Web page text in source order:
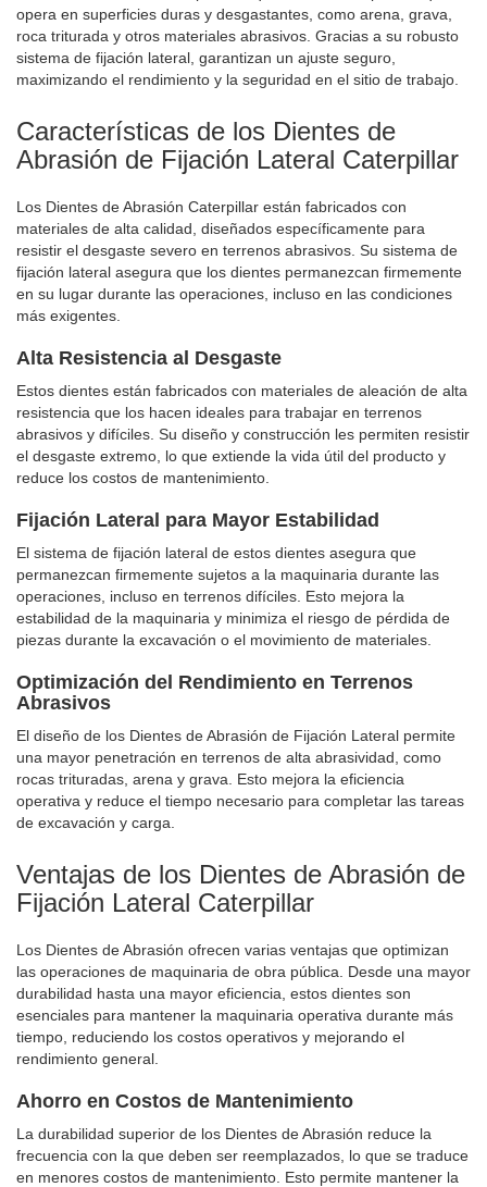
opera en superficies duras y desgastantes, como arena, grava,
roca triturada y otros materiales abrasivos. Gracias a su robusto
sistema de fijación lateral, garantizan un ajuste seguro,
maximizando el rendimiento y la seguridad en el sitio de trabajo.
Características de los Dientes de
Abrasión de Fijación Lateral Caterpillar
Los Dientes de Abrasión Caterpillar están fabricados con
materiales de alta calidad, diseñados específicamente para
resistir el desgaste severo en terrenos abrasivos. Su sistema de
fijación lateral asegura que los dientes permanezcan firmemente
en su lugar durante las operaciones, incluso en las condiciones
más exigentes.
Alta Resistencia al Desgaste
Estos dientes están fabricados con materiales de aleación de alta
resistencia que los hacen ideales para trabajar en terrenos
abrasivos y difíciles. Su diseño y construcción les permiten resistir
el desgaste extremo, lo que extiende la vida útil del producto y
reduce los costos de mantenimiento.
Fijación Lateral para Mayor Estabilidad
El sistema de fijación lateral de estos dientes asegura que
permanezcan firmemente sujetos a la maquinaria durante las
operaciones, incluso en terrenos difíciles. Esto mejora la
estabilidad de la maquinaria y minimiza el riesgo de pérdida de
piezas durante la excavación o el movimiento de materiales.
Optimización del Rendimiento en Terrenos
Abrasivos
El diseño de los Dientes de Abrasión de Fijación Lateral permite
una mayor penetración en terrenos de alta abrasividad, como
rocas trituradas, arena y grava. Esto mejora la eficiencia
operativa y reduce el tiempo necesario para completar las tareas
de excavación y carga.
Ventajas de los Dientes de Abrasión de
Fijación Lateral Caterpillar
Los Dientes de Abrasión ofrecen varias ventajas que optimizan
las operaciones de maquinaria de obra pública. Desde una mayor
durabilidad hasta una mayor eficiencia, estos dientes son
esenciales para mantener la maquinaria operativa durante más
tiempo, reduciendo los costos operativos y mejorando el
rendimiento general.
Ahorro en Costos de Mantenimiento
La durabilidad superior de los Dientes de Abrasión reduce la
frecuencia con la que deben ser reemplazados, lo que se traduce
en menores costos de mantenimiento. Esto permite mantener la